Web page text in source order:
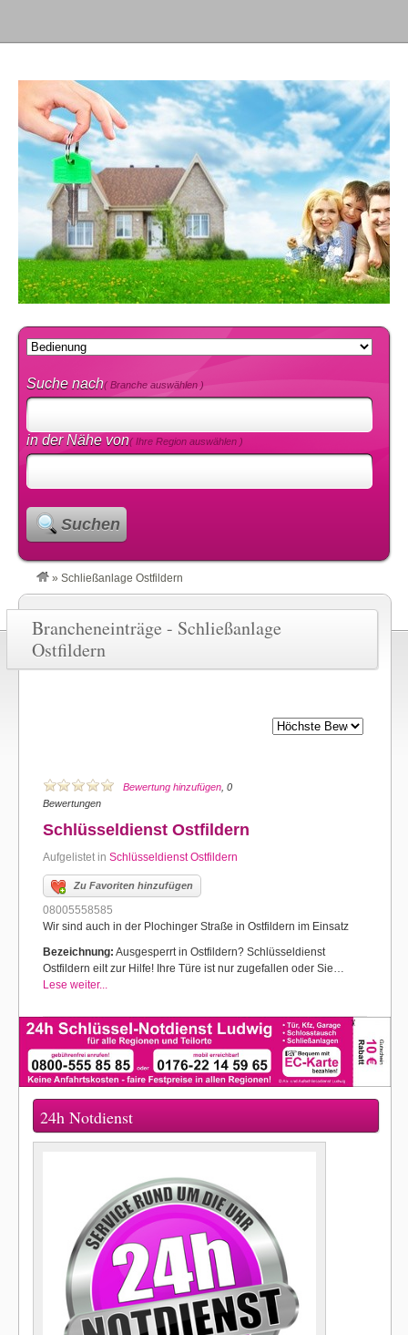
Suche nach( Branche auswählen )
in der Nähe von( Ihre Region auswählen )
Suchen
» Schließanlage Ostfildern
Brancheneinträge - Schließanlage
Ostfildern
Bewertung hinzufügen , 0
Bewertungen
Schlüsseldienst Ostfildern
Aufgelistet in Schlüsseldienst Ostfildern
Zu Favoriten hinzufügen
08005558585
Wir sind auch in der Plochinger Straße in Ostfildern im Einsatz
Bezeichnung: Ausgesperrt in Ostfildern? Schlüsseldienst
Ostfildern eilt zur Hilfe! Ihre Türe ist nur zugefallen oder Sie…
Lese weiter...
24h Notdienst